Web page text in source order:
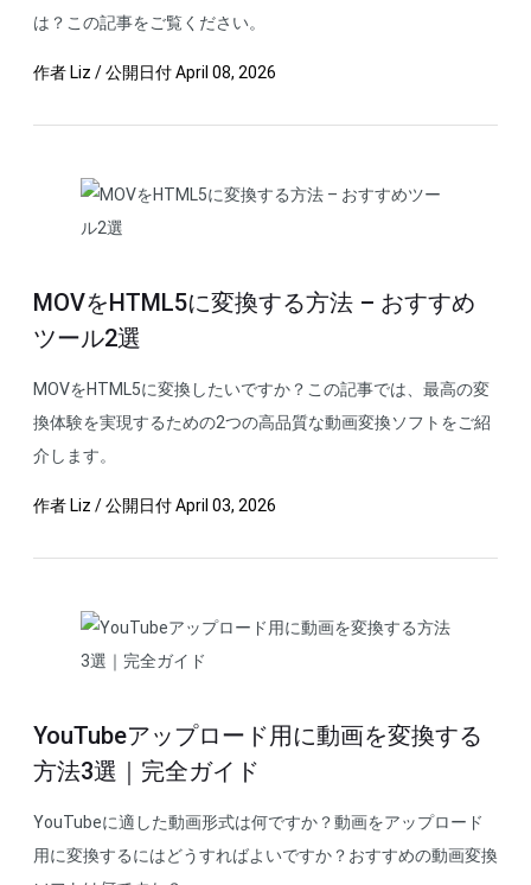
は？この記事をご覧ください。
作者 Liz /公開日付April 08, 2026
MOVをHTML5に変換する方法 – おすすめ
ツール2選
MOVをHTML5に変換したいですか？この記事では、最高の変
換体験を実現するための2つの高品質な動画変換ソフトをご紹
介します。
作者 Liz /公開日付April 03, 2026
YouTubeアップロード用に動画を変換する
方法3選｜完全ガイド
YouTubeに適した動画形式は何ですか？動画をアップロード
用に変換するにはどうすればよいですか？おすすめの動画変換